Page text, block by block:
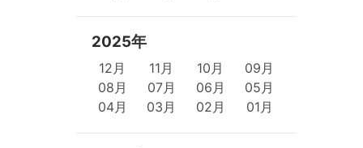
2025年
12月 11月 10月
09月
08月
07月 06月
05月
04月
03月 02月 01月